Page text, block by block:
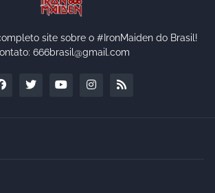
site sobre o #IronMaiden do Brasil!
666brasil@gmail.com